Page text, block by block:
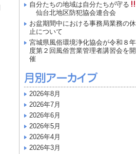
自分たちの地域は自分たちが守る
仙台北地区防犯協会連合会
お盆期間中における事務局業務の休
止について
宮城県風俗環境浄化協会が令和８年
度第２回風俗営業管理者講習会を開
催
2026年8月
2026年7月
2026年6月
2026年5月
2026年4月
2026年3月